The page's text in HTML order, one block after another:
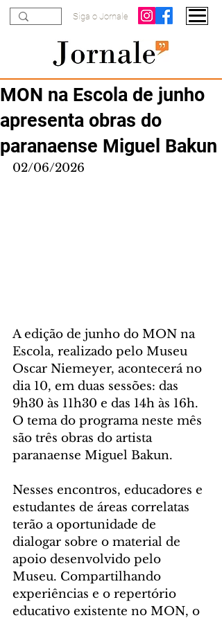
Siga o Jornale
MON na Escola de junho
apresenta obras do
paranaense Miguel Bakun
02/06/2026
A edição de junho do MON na
Escola, realizado pelo Museu
Oscar Niemeyer, acontecerá no
dia 10, em duas sessões: das
9h30 às 11h30 e das 14h às 16h.
O tema do programa neste mês
são três obras do artista
paranaense Miguel Bakun.
Nesses encontros, educadores e
estudantes de áreas correlatas
terão a oportunidade de
dialogar sobre o material de
apoio desenvolvido pelo
Museu. Compartilhando
experiências e o repertório
educativo existente no MON, o